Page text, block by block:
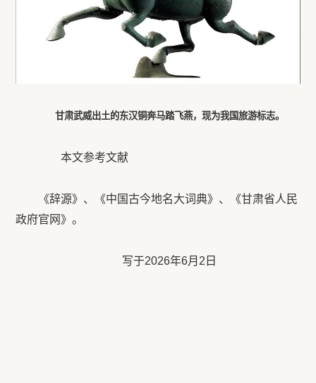
甘肃武威出土的东汉铜奔马踏飞燕，现为我国旅游标志。
本文参考文献
《辞源》、《中国古今地名大词典》、《甘肃省人民
政府官网》。
写于2026年6月2日